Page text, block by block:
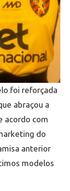
foi reforçada
abraçou a
acordo com
do
anterior
modelos